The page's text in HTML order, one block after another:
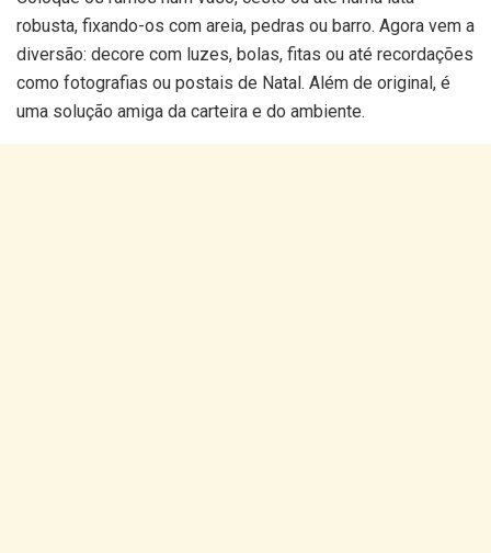
robusta, fixando-os com areia, pedras ou barro. Agora vem a
diversão: decore com luzes, bolas, fitas ou até recordações
como fotografias ou postais de Natal. Além de original, é
uma solução amiga da carteira e do ambiente.